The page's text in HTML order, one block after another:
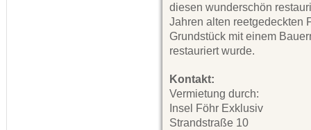
diesen wunderschön
Jahren alten reetgedeckten
Grundstück mit einem
restauriert wurde.
Kontakt:
Vermietung durch:
Insel Föhr Exklusiv
Strandstraße 10